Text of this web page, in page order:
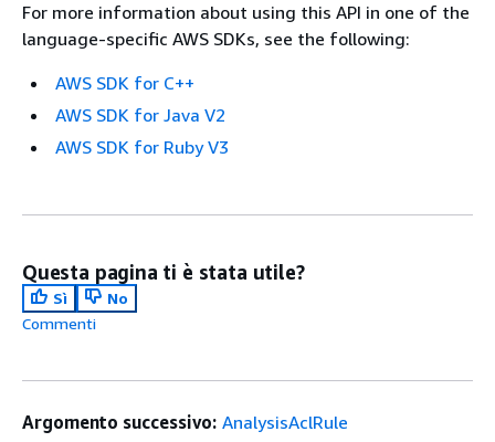
For more information about using this API in one of the
language-specific AWS SDKs, see the following:
AWS SDK for C++
AWS SDK for Java V2
AWS SDK for Ruby V3
Questa pagina ti è stata utile?
Sì
No
Commenti
Argomento successivo: AnalysisAclRule